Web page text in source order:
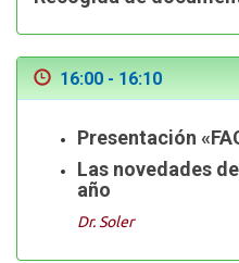
16:00 - 16:10
Presentación
Las novedades
año
Dr. Soler